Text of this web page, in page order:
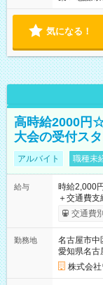
気になる！
高時給2000円
大会の受付ス
アルバイト 職種未
給与
時給2,000
＋交通費支給 ★交通費一部支給！ ┗1日500円を超え
支給！ ※往
OK！（規
期間なし
交通費
勤務地
名古屋市中
愛知県名古
株式会